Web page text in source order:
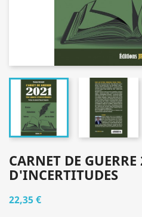
CARNET DE
D'INCERTITUDES
22,35 €